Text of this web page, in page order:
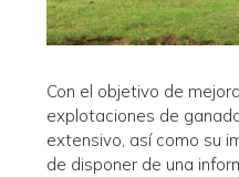
Con el objetivo de
explotaciones de
extensivo, así como su
de disponer de una